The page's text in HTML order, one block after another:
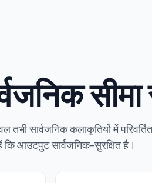
सीमा
सार्वजनिक कलाकृतियों में
कि आउटपुट सार्वजनिक-सुरक्षित है।